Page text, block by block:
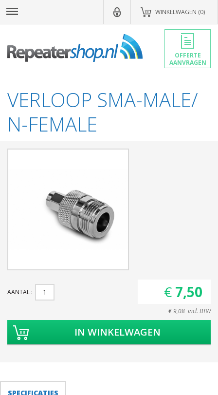
WINKELWAGEN (0)
OFFERTE
AANVRAGEN
VERLOOP SMA-MALE/
N-FEMALE
AANTAL € 7,50
€ 9,08 incl. BTW
SPECIFICATIES